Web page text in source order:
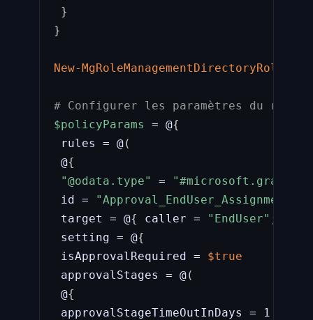
}
}
New-
# Configurer les paramètres du
$policyParams
= @{
rules = @(
@{
"@odata.type"
=
id =
"Approval_EndUser_Assignment"
target = @{ caller = "EndUser" ;
setting = @{
isApprovalRequired = $true
approvalStages = @(
@{
approvalStageTimeOutInDays = 1